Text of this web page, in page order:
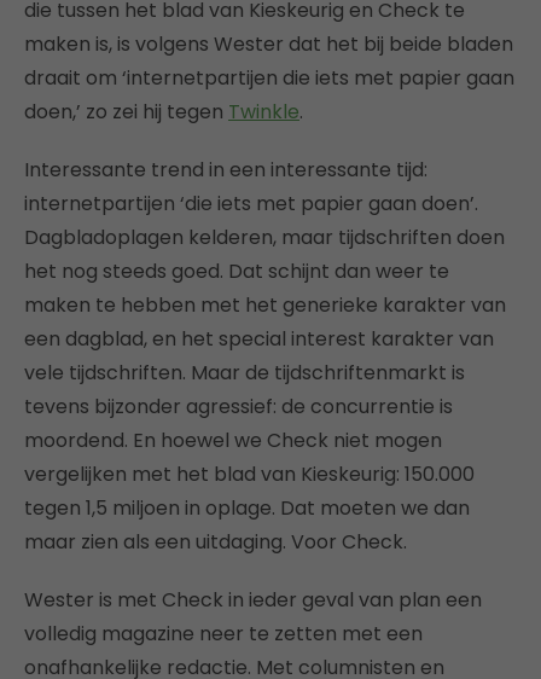
die tussen het blad van Kieskeurig en Check te
maken is, is volgens Wester dat het bij beide bladen
draait om ‘internetpartijen die iets met papier gaan
doen,’ zo zei hij tegen Twinkle.
Interessante trend in een interessante tijd:
internetpartijen ‘die iets met papier gaan doen’.
Dagbladoplagen kelderen, maar tijdschriften doen
het nog steeds goed. Dat schijnt dan weer te
maken te hebben met het generieke karakter van
een dagblad, en het special interest karakter van
vele tijdschriften. Maar de tijdschriftenmarkt is
tevens bijzonder agressief: de concurrentie is
moordend. En hoewel we Check niet mogen
vergelijken met het blad van Kieskeurig: 150.000
tegen 1,5 miljoen in oplage. Dat moeten we dan
maar zien als een uitdaging. Voor Check.
Wester is met Check in ieder geval van plan een
volledig magazine neer te zetten met een
onafhankelijke redactie. Met columnisten en